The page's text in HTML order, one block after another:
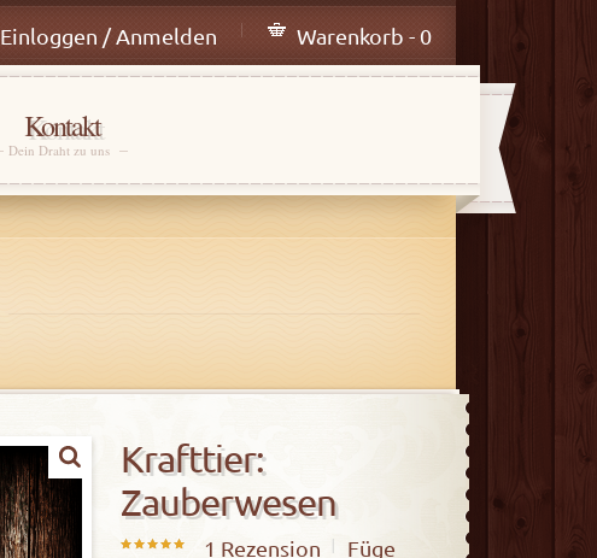
Einloggen / Anmelden Warenkorb - 0
Kontakt
Dein Draht zu uns
Krafttier:
Zauberwesen
1 Rezension
Füge